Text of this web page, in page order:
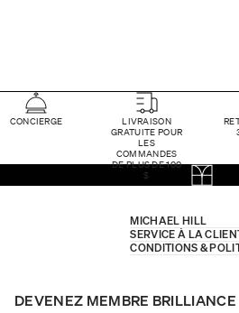
CONCIERGE
LIVRAISON
GRATUITE POUR
LES
COMMANDES
DE PLUS DE 100
$
MICHAEL HILL
SERVICE À LA
CONDITIONS &
DEVENEZ MEMBRE BRILLIANCE